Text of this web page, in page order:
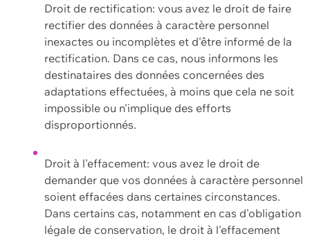
Droit de rectification: vous avez le droit de faire
rectifier des données à caractère personnel
inexactes ou incomplètes et d'être informé de la
rectification. Dans ce cas, nous informons les
destinataires des données concernées des
adaptations effectuées, à moins que cela ne soit
impossible ou n'implique des efforts
disproportionnés.
Droit à l'effacement: vous avez le droit de
demander que vos données à caractère personnel
soient effacées dans certaines circonstances.
Dans certains cas, notamment en cas d'obligation
légale de conservation, le droit à l'effacement